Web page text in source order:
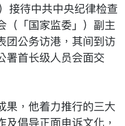
接待中共中央纪律检查
（「国家监委」）副主
团公务访港，其间到访
署首长级人员会面交
果，他着力推行的三大
倡导正面申诉文化，